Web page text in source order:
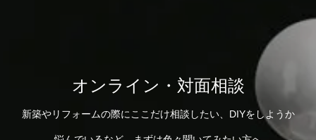
オンライン・対面相談
新築やリフォームの際にここだけ相談したい、DIYをしようか